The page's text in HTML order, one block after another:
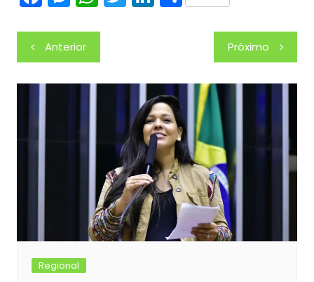
c
e
b
o
o
k
s
s
e
g
er
at
s
A
dI
n
Navegação
de
Post
Anterior Próximo
Regional